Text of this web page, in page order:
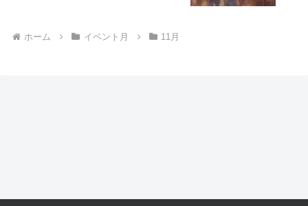
ホーム イベント月 11月